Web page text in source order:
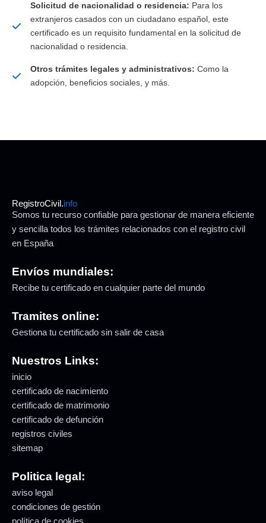
Solicitud de nacionalidad o residencia: Para los
extranjeros casados con un ciudadano español, este
certificado es un requisito fundamental en la solicitud de
nacionalidad o residencia.
Otros trámites legales y administrativos: Como la
adopción, beneficios sociales, y más.
RegistroCivil.info
Somos tu recurso confiable para gestionar de manera eficiente
y sencilla todos los trámites relacionados con el registro civil
en España
Envíos mundiales:
Recibe tu certificado en cualquier parte del mundo
Tramites online:
Gestiona tu certificado sin salir de casa
Nuestros Links:
inicio
certificado de nacimiento
certificado de matrimonio
certificado de defunción
registros civiles
sitemap
Politica legal:
aviso legal
condiciones de gestión